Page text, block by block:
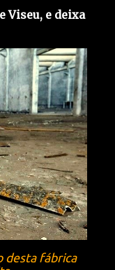
Viseu, e deixa
desta fábrica